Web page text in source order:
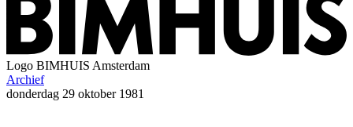
Logo BIMHUIS Amsterdam
Archief
donderdag 29 oktober 1981